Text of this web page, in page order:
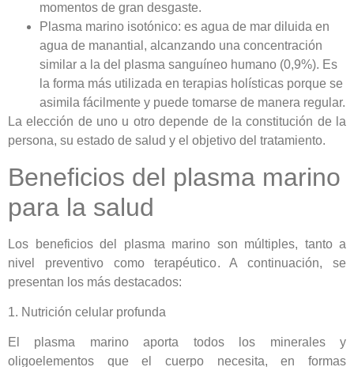
momentos de gran desgaste.
Plasma marino isotónico: es agua de mar diluida en
agua de manantial, alcanzando una concentración
similar a la del plasma sanguíneo humano (0,9%). Es
la forma más utilizada en terapias holísticas porque se
asimila fácilmente y puede tomarse de manera regular.
La elección de uno u otro depende de la constitución de la
persona, su estado de salud y el objetivo del tratamiento.
Beneficios del plasma marino
para la salud
Los beneficios del plasma marino son múltiples, tanto a
nivel preventivo como terapéutico. A continuación, se
presentan los más destacados:
1. Nutrición celular profunda
El plasma marino aporta todos los minerales y
oligoelementos que el cuerpo necesita, en formas